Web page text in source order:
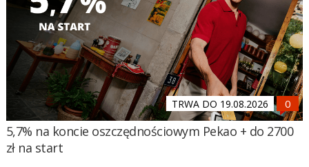
TRWA DO 19.08.2026
5,7% na koncie oszczędnościowym Pekao + do 2700
zł na start